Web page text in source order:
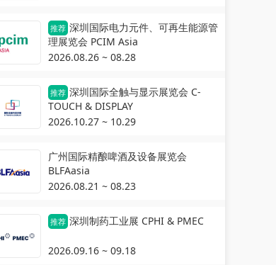
推荐 深圳国际电力元件、可再生能源管
理展览会 PCIM Asia
2026.08.26 ~ 08.28
推荐 深圳国际全触与显示展览会 C-
TOUCH & DISPLAY
2026.10.27 ~ 10.29
广州国际精酿啤酒及设备展览会
BLFAasia
2026.08.21 ~ 08.23
推荐 深圳制药工业展 CPHI & PMEC
2026.09.16 ~ 09.18